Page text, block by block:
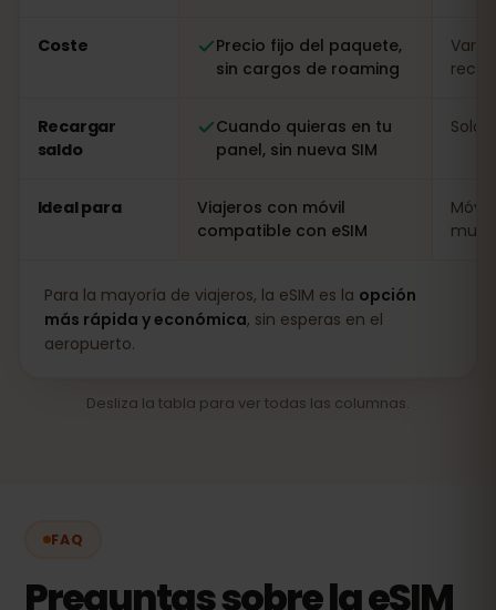
Coste
Precio fijo del paquete,
sin cargos de roaming
Recargar
saldo
Cuando quieras en tu
panel, sin nueva SIM
Solo
Ideal para
Viajeros con móvil
compatible con eSIM
muy
Para la mayoría de viajeros, la eSIM es la opción
más rápida y económica, sin esperas en el
aeropuerto.
Desliza la tabla para ver todas las columnas.
FAQ
Preguntas sobre la eSIM